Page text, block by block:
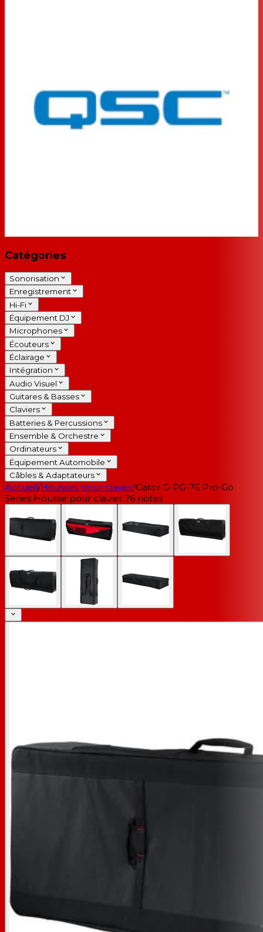
Catégories
Sonorisation
Enregistrement
Hi-Fi
Équipement DJ
Microphones
Écouteurs
Éclairage
Intégration
Audio Visuel
Guitares & Basses
Claviers
Batteries & Percussions
Ensemble & Orchestre
Ordinateurs
Équipement Automobile
Câbles & Adaptateurs
Accueil/Housses pour clavier/Gator G-PG-76 Pro-Go
Series Housse pour clavier 76 notes